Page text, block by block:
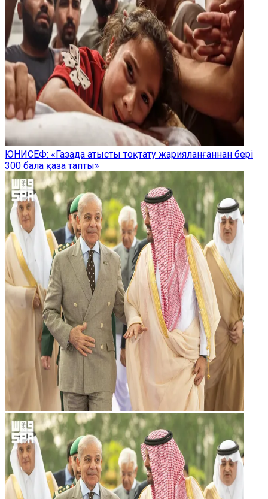
ЮНИСЕФ: «Газада атысты тоқтату жарияланғаннан бері
300 бала қаза тапты»